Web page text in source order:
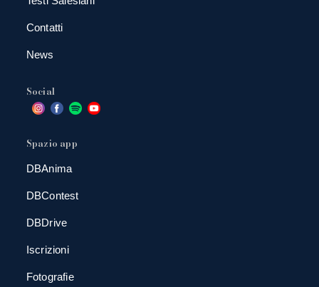
Contatti
News
Social
Spazio app
DBAnima
DBContest
DBDrive
Iscrizioni
Fotografie